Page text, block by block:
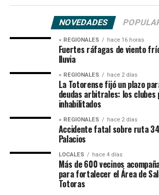
NOVEDADES
» REGIONALES hace 16 horas
Fuertes ráfagas de viento
lluvia
» REGIONALES hace 2 días
La Totorense fijó un plazo
deudas arbitrales: los clubes
inhabilitados
» REGIONALES hace 2 días
Accidente fatal sobre ruta
Palacios
LOCALES hace 4 días
Más de 600 vecinos
para fortalecer el Área de
Totoras